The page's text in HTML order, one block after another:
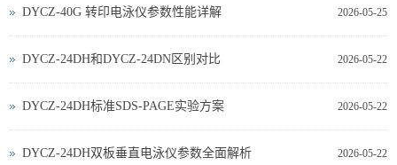
2026-05-25
DYCZ-40G 转印电泳仪参数性能详解
2026-05-22
DYCZ-24DH和DYCZ-24DN区别对比
2026-05-22
DYCZ-24DH标准SDS-PAGE实验方案
2026-05-22
DYCZ-24DH双板垂直电泳仪参数全面解析